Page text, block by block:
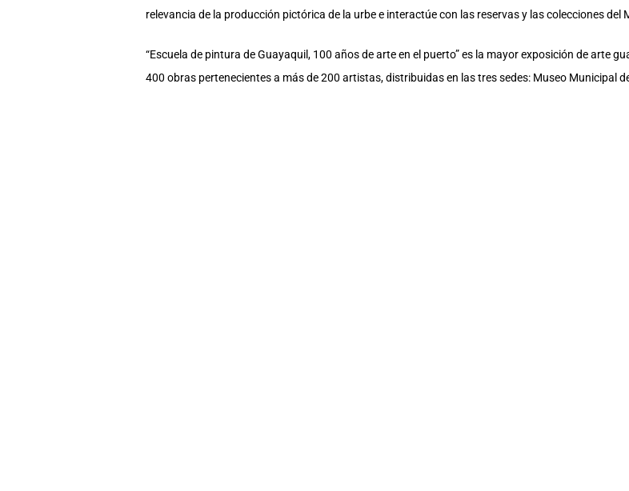
relevancia de la producción pictórica de la urbe e interactúe con las reservas y las colecciones del
“Escuela de pintura de Guayaquil, 100 años de arte en el puerto” es la mayor exposición de arte
400 obras pertenecientes a más de 200 artistas, distribuidas en las tres sedes: Museo Municipal